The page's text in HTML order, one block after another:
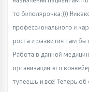
то биполярочка:)))
профессионального и
роста и развития там
Работа в данной
организации это
тупеешь и всё! Теперь